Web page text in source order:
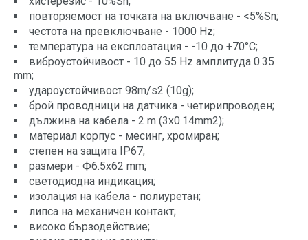
повторяемост на точката на включване - <5%Sn;
честота на превключване - 1000 Hz;
температура на експлоатация - -10 до +70°C;
виброустойчивост - 10 до 55 Hz амплитуда 0.35
mm;
удароустойчивост 98m/s2 (10g);
брой проводници на датчика - четирипроводен;
дължина на кабела - 2 m (3x0.14mm2);
материал корпус - месинг, хромиран;
степен на защита IP67;
размери - Ф6.5x62 mm;
светодиодна индикация;
изолация на кабела - полиуретан;
липса на механичен контакт;
високо бързодействие;